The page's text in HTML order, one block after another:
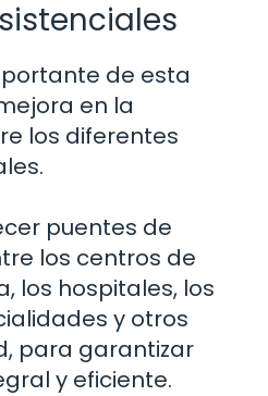
de esta
en la
los diferentes
puentes de
los centros de
los hospitales, los
y otros
para garantizar
y eficiente.